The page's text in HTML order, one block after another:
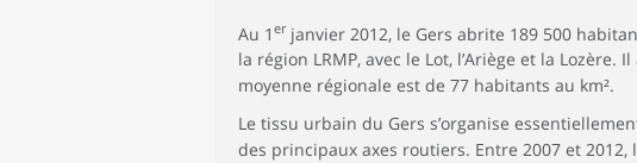
Au 1 erjanvier 2012, le Gers abrite 189 500
la région LRMP, avec le Lot, l’Ariège et la
moyenne régionale est de 77 habitants au km².
Le tissu urbain du Gers s’organise
des principaux axes routiers. Entre 2007 et